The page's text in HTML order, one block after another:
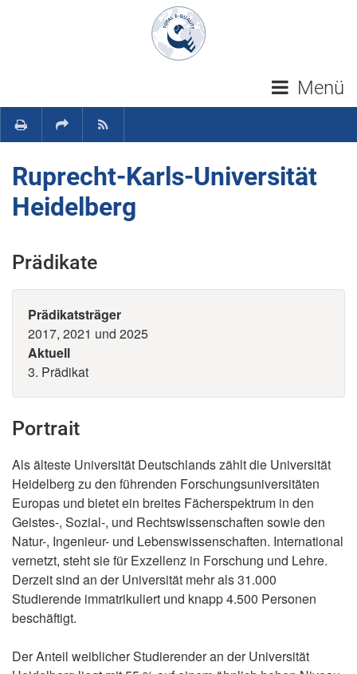
Navigation überspringen
Menü
Ruprecht-Karls-Universität
Heidelberg
Prädikate
Prädikatsträger
2017, 2021 und 2025
Aktuell
3. Prädikat
Portrait
Als älteste Universität Deutschlands zählt die Universität
Heidelberg zu den führenden Forschungsuniversitäten
Europas und bietet ein breites Fächerspektrum in den
Geistes-, Sozial-, und Rechtswissenschaften sowie den
Natur-, Ingenieur- und Lebenswissenschaften. International
vernetzt, steht sie für Exzellenz in Forschung und Lehre.
Derzeit sind an der Universität mehr als 31.000
Studierende immatrikuliert und knapp 4.500 Personen
beschäftigt.
Der Anteil weiblicher Studierender an der Universität